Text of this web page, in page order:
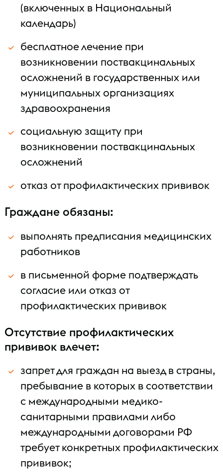
(включенных в Национальный
календарь)
бесплатное лечение при
возникновении поствакцинальных
осложнений в государственных или
муниципальных организациях
здравоохранения
социальную защиту при
возникновении поствакцинальных
осложнений
отказ от профилактических прививок
Граждане обязаны:
выполнять предписания медицинских
работников
в письменной форме подтверждать
согласие или отказ от
профилактических прививок
Отсутствие профилактических
прививок влечет:
запрет для граждан на выезд в страны,
пребывание в которых в соответствии
с международными медико-
санитарными правилами либо
международными договорами РФ
требует конкретных профилактических
прививок;